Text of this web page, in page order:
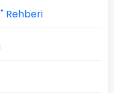
Rehberi